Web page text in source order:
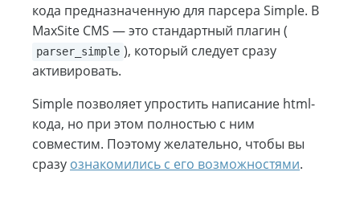
кода предназначенную для парсера Simple. В
MaxSite CMS — это стандартный плагин (
parser_simple ), который следует сразу
активировать.
Simple позволяет упростить написание html-
кода, но при этом полностью с ним
совместим. Поэтому желательно, чтобы вы
сразу ознакомились с его возможностями.